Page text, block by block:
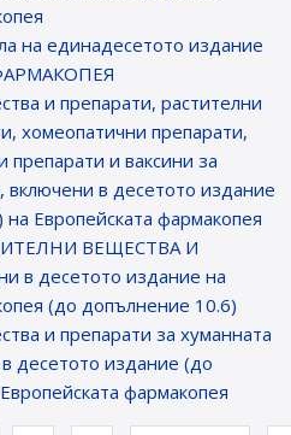
на единадесетото издание
и препарати, растителни
хомеопатични препарати,
и ваксини за
в десетото издание
Европейската фармакопея
ВЕЩЕСТВА И
в десетото издание на
(до допълнение 10.6)
и препарати за хуманната
десетото издание (до
фармакопея